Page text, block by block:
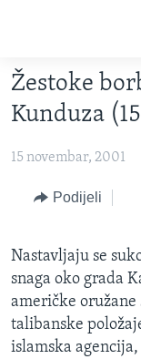
na
glavni
sadržaj
na
navigaciju
na
FOTOGRAFIJE DANA
VIJESTI
BOSNA I
SVIJET
SPECIJALNI
KORUPCIJA
SLOBODA MEDIJA
Žestoke
Kunduza
15 novembar, 2001
Podijeli
Nastavljaju se
snaga oko grada
američke
talibanske
islamska